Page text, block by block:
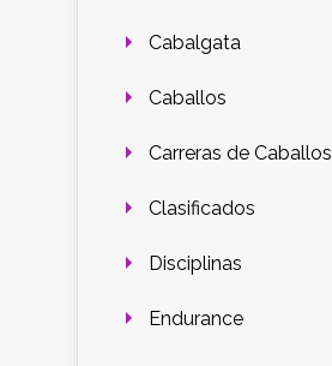
Cabalgata
Caballos
Carreras de Caballos
Clasificados
Disciplinas
Endurance